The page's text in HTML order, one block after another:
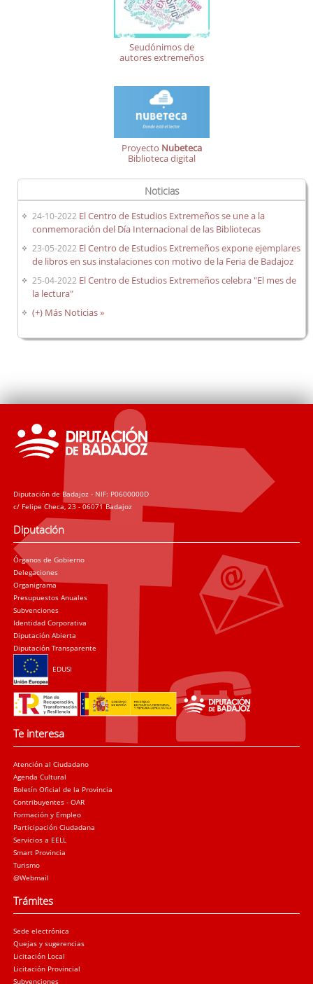
Seudónimos de
autores extremeños
Proyecto Nubeteca
Biblioteca digital
Noticias
24-10-2022 El Centro de Estudios Extremeños se une a la
conmemoración del Día Internacional de las Bibliotecas
23-05-2022 El Centro de Estudios Extremeños expone ejemplares
de libros en sus instalaciones con motivo de la Feria de Badajoz
25-04-2022 El Centro de Estudios Extremeños celebra "El mes de
la lectura"
(+) Más Noticias »
Diputación de Badajoz - NIF: P0600000D
c/ Felipe Checa, 23 - 06071 Badajoz
Diputación
Órganos de Gobierno
Delegaciones
Organigrama
Presupuestos Anuales
Subvenciones
Identidad Corporativa
Diputación Abierta
Diputación Transparente
EDUSI
Te interesa
Atención al Ciudadano
Agenda Cultural
Boletín Oficial de la Provincia
Contribuyentes - OAR
Formación y Empleo
Participación Ciudadana
Servicios a EELL
Smart Provincia
Turismo
@Webmail
Trámites
Sede electrónica
Quejas y sugerencias
Licitación Local
Licitación Provincial
Subvenciones